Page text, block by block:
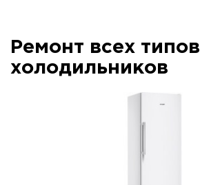
Ремонт всех типов
холодильников